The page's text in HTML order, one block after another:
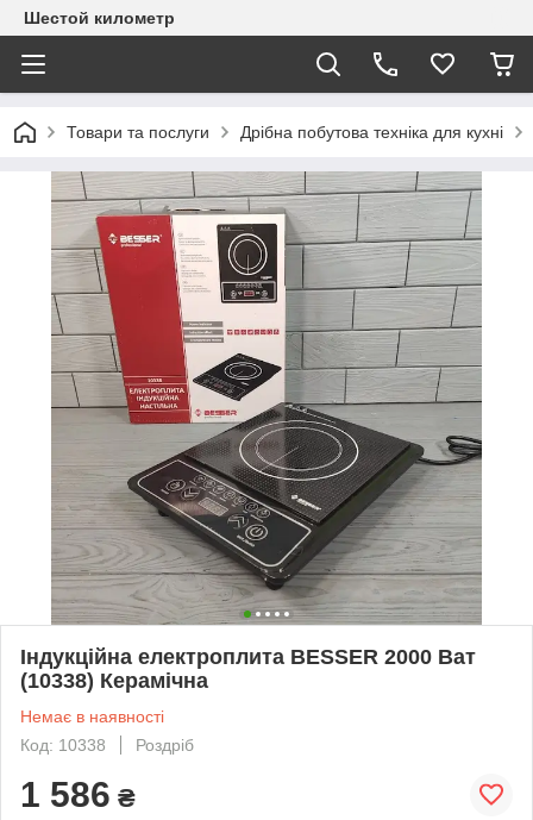
Шестой километр
Товари та послуги Дрібна побутова техніка для кухні
Індукційна електроплита BESSER 2000 Ват
(10338) Керамічна
Немає в наявності
Код: 10338
Роздріб
1 586 ₴